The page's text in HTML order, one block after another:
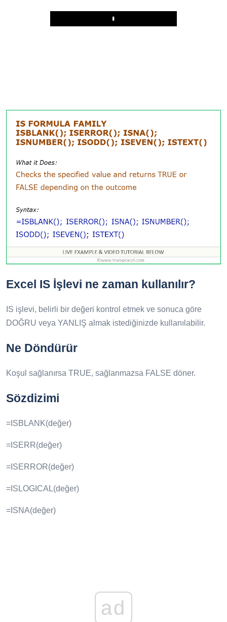
Play
Excel IS İşlevi ne zaman kullanılır?
IS işlevi, belirli bir değeri kontrol etmek ve sonuca göre
DOĞRU veya YANLIŞ almak istediğinizde kullanılabilir.
Ne Döndürür
Koşul sağlanırsa TRUE, sağlanmazsa FALSE döner.
Sözdizimi
=ISBLANK(değer)
=ISERR(değer)
=ISERROR(değer)
=ISLOGICAL(değer)
=ISNA(değer)
ad